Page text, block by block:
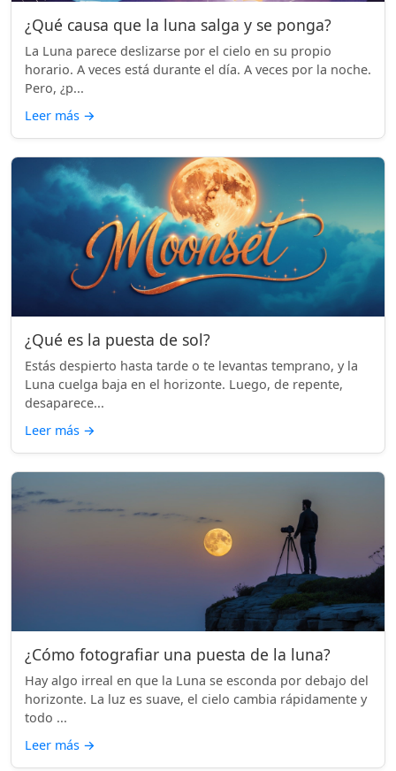
¿Qué causa que la luna salga y se ponga?
La Luna parece deslizarse por el cielo en su propio
horario. A veces está durante el día. A veces por la noche.
Pero, ¿p...
Leer más →
¿Qué es la puesta de sol?
Estás despierto hasta tarde o te levantas temprano, y la
Luna cuelga baja en el horizonte. Luego, de repente,
desaparece...
Leer más →
¿Cómo fotografiar una puesta de la luna?
Hay algo irreal en que la Luna se esconda por debajo del
horizonte. La luz es suave, el cielo cambia rápidamente y
todo ...
Leer más →